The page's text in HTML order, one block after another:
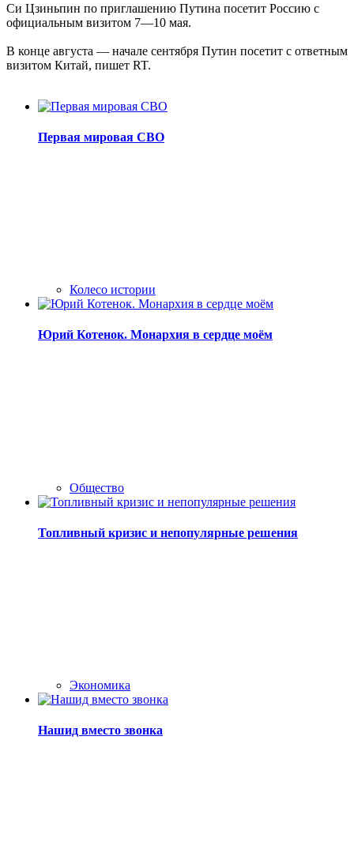
Си Цзиньпин по приглашению Путина посетит Россию с
официальным визитом 7—10 мая.
В конце августа — начале сентября Путин посетит с ответным
визитом Китай, пишет RT.
Первая мировая СВО
Колесо истории
Юрий Котенок. Монархия в сердце моём
Общество
Топливный кризис и непопулярные решения
Экономика
Нашид вместо звонка